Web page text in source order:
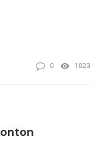
0 1023